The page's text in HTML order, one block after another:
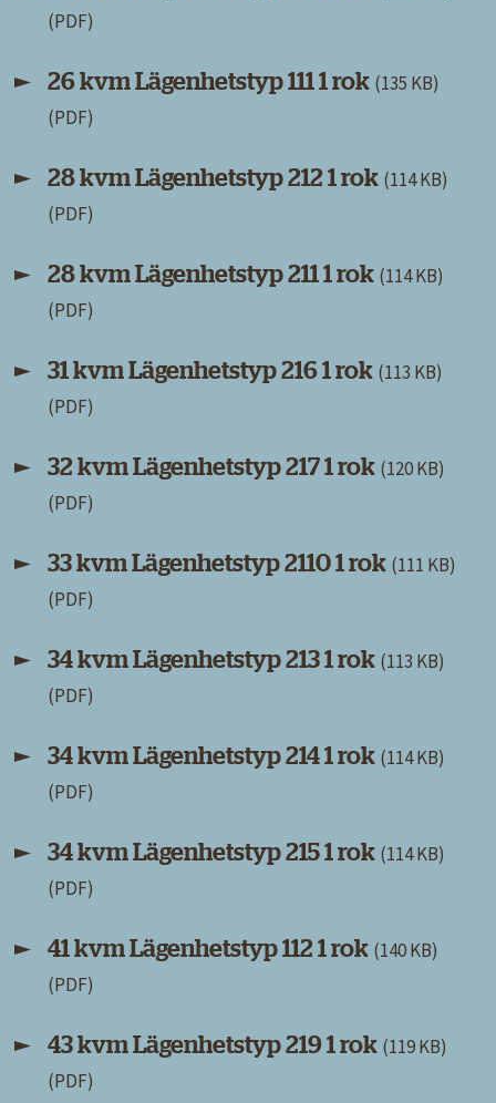
26 kvm Lägenhetstyp 111 1 rok (135 KB)
28 kvm Lägenhetstyp 212 1 rok (114 KB)
28 kvm Lägenhetstyp 211 1 rok (114 KB)
31 kvm Lägenhetstyp 216 1 rok (113 KB)
32 kvm Lägenhetstyp 217 1 rok (120 KB)
33 kvm Lägenhetstyp 2110 1 rok (111 KB)
34 kvm Lägenhetstyp 213 1 rok (113 KB)
34 kvm Lägenhetstyp 214 1 rok (114 KB)
34 kvm Lägenhetstyp 215 1 rok (114 KB)
41 kvm Lägenhetstyp 112 1 rok (140 KB)
43 kvm Lägenhetstyp 219 1 rok (119 KB)